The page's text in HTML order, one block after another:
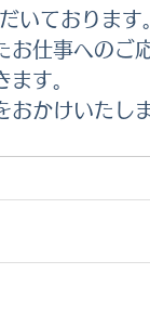
いております
仕事へのご
す。
おかけいたし